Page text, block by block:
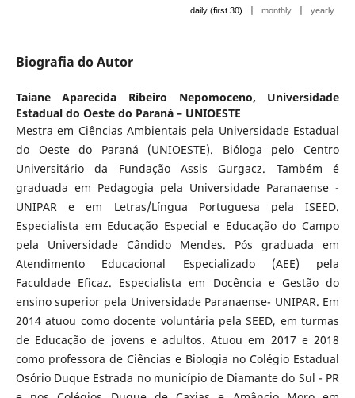
daily (first 30) | monthly | yearly
Biografia do Autor
Taiane Aparecida Ribeiro Nepomoceno, Universidade
Estadual do Oeste do Paraná – UNIOESTE
Mestra em Ciências Ambientais pela Universidade Estadual
do Oeste do Paraná (UNIOESTE). Bióloga pelo Centro
Universitário da Fundação Assis Gurgacz. Também é
graduada em Pedagogia pela Universidade Paranaense -
UNIPAR e em Letras/Língua Portuguesa pela ISEED.
Especialista em Educação Especial e Educação do Campo
pela Universidade Cândido Mendes. Pós graduada em
Atendimento Educacional Especializado (AEE) pela
Faculdade Eficaz. Especialista em Docência e Gestão do
ensino superior pela Universidade Paranaense- UNIPAR. Em
2014 atuou como docente voluntária pela SEED, em turmas
de Educação de jovens e adultos. Atuou em 2017 e 2018
como professora de Ciências e Biologia no Colégio Estadual
Osório Duque Estrada no município de Diamante do Sul - PR